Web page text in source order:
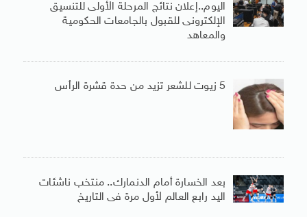
اليوم..إعلان نتائج المرحلة الأولى للتنسيق
الإلكترونى للقبول بالجامعات الحكومية
والمعاهد
5 زيوت للشعر تزيد من حدة قشرة الرأس
بعد الخسارة أمام الدنمارك.. منتخب ناشئات
اليد رابع العالم لأول مرة فى التاريخ